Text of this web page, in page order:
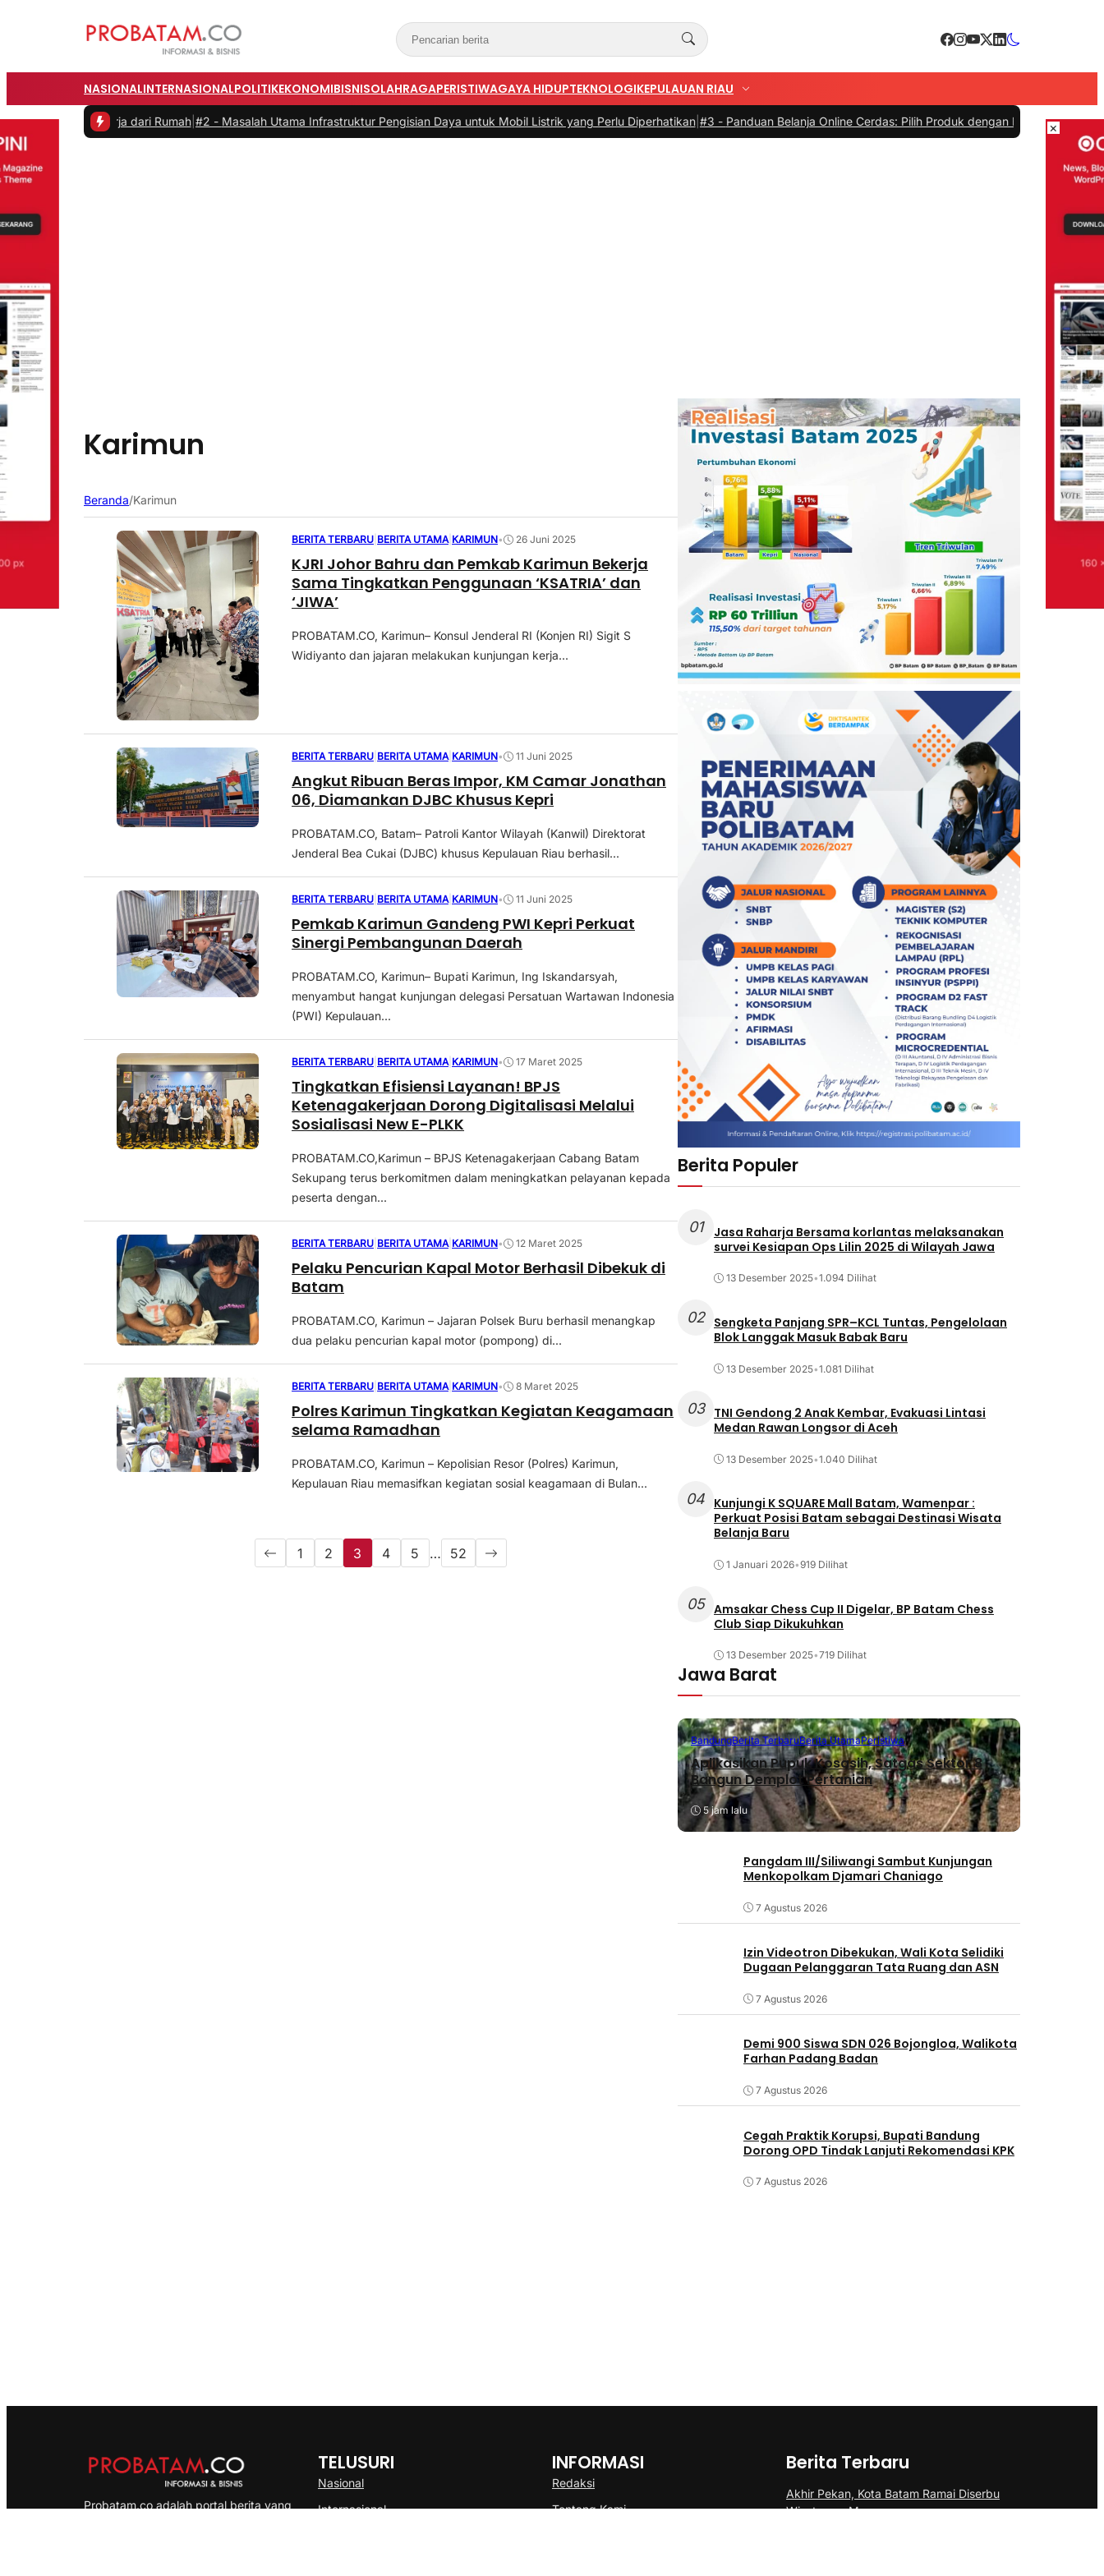
NASIONALINTERNASIONALPOLITIKEKONOMIBISNISOLAHRAGAPERISTIWAGAYA HIDUPTEKNOLOGIKEPULAUAN RIAU
Bekerja dari Rumah| #2 -Masalah Utama Infrastruktur Pengisian Daya untuk Mobil Listrik yang Perlu Diperhatikan|#3 -Panduan Belanja Online Cerdas: Pilih Produk dengan Bijak dan Hindari Penipuan|
Karimun
Beranda/Karimun
BERITA TERBARU BERITA UTAMA KARIMUN• 26 Juni 2025
KJRI Johor Bahru dan Pemkab Karimun Bekerja
Sama Tingkatkan Penggunaan ‘KSATRIA’ dan
‘JIWA’
PROBATAM.CO, Karimun– Konsul Jenderal RI (Konjen RI) Sigit S
Widiyanto dan jajaran melakukan kunjungan kerja...
BERITA TERBARU BERITA UTAMA KARIMUN• 11 Juni 2025
Angkut Ribuan Beras Impor, KM Camar Jonathan
06, Diamankan DJBC Khusus Kepri
PROBATAM.CO, Batam– Patroli Kantor Wilayah (Kanwil) Direktorat
Jenderal Bea Cukai (DJBC) khusus Kepulauan Riau berhasil...
BERITA TERBARU BERITA UTAMA KARIMUN• 11 Juni 2025
Pemkab Karimun Gandeng PWI Kepri Perkuat
Sinergi Pembangunan Daerah
PROBATAM.CO, Karimun– Bupati Karimun, Ing Iskandarsyah,
menyambut hangat kunjungan delegasi Persatuan Wartawan Indonesia
(PWI) Kepulauan...
BERITA TERBARU BERITA UTAMA KARIMUN• 17 Maret 2025
Tingkatkan Efisiensi Layanan! BPJS
Ketenagakerjaan Dorong Digitalisasi Melalui
Sosialisasi New E-PLKK
PROBATAM.CO,Karimun – BPJS Ketenagakerjaan Cabang Batam
Sekupang terus berkomitmen dalam meningkatkan pelayanan kepada
peserta dengan...
BERITA TERBARU BERITA UTAMA KARIMUN• 12 Maret 2025
Pelaku Pencurian Kapal Motor Berhasil Dibekuk di
Batam
PROBATAM.CO, Karimun – Jajaran Polsek Buru berhasil menangkap
dua pelaku pencurian kapal motor (pompong) di...
BERITA TERBARU BERITA UTAMA KARIMUN• 8 Maret 2025
Polres Karimun Tingkatkan Kegiatan Keagamaan
selama Ramadhan
PROBATAM.CO, Karimun – Kepolisian Resor (Polres) Karimun,
Kepulauan Riau memasifkan kegiatan sosial keagamaan di Bulan...
1 2 3 4 5 … 52
Berita Populer
01
Jasa Raharja Bersama korlantas melaksanakan
survei Kesiapan Ops Lilin 2025 di Wilayah Jawa
13 Desember 2025•1.094 Dilihat
02
Sengketa Panjang SPR–KCL Tuntas, Pengelolaan
Blok Langgak Masuk Babak Baru
13 Desember 2025•1.081 Dilihat
03
TNI Gendong 2 Anak Kembar, Evakuasi Lintasi
Medan Rawan Longsor di Aceh
13 Desember 2025•1.040 Dilihat
04 Kunjungi K SQUARE Mall Batam, Wamenpar :
Perkuat Posisi Batam sebagai Destinasi Wisata
Belanja Baru
1 Januari 2026•919 Dilihat
05 Amsakar Chess Cup II Digelar, BP Batam Chess
Club Siap Dikukuhkan
13 Desember 2025•719 Dilihat
Jawa Barat
BandungBerita TerbaruBerita UtamaPeristiwa
Aplikasikan Pupuk Kosasih, Satgas Sektor 8
Bangun Demplot Pertanian
5 jam lalu
Pangdam III/Siliwangi Sambut Kunjungan
Menkopolkam Djamari Chaniago
7 Agustus 2026
Izin Videotron Dibekukan, Wali Kota Selidiki
Dugaan Pelanggaran Tata Ruang dan ASN
7 Agustus 2026
Demi 900 Siswa SDN 026 Bojongloa, Walikota
Farhan Padang Badan
7 Agustus 2026
Cegah Praktik Korupsi, Bupati Bandung
Dorong OPD Tindak Lanjuti Rekomendasi KPK
7 Agustus 2026
Probatam.co adalah portal berita yang
TELUSURI
Nasional
Internasional
INFORMASI
Redaksi
Tentang Kami
Berita Terbaru
Akhir Pekan, Kota Batam Ramai Diserbu
Wisatawan Mancanegara
×